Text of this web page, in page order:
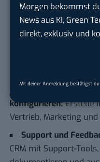
Morgen bekommst
News aus KI, Green
direkt, exklusiv und
Mit deiner Anmeldung bestätigst
Lege Kriterien für die
System automatisch
Dashboards für
konfigurieren:Erstelle
Vertrieb, Marketing
Support und
CRM mit Support-